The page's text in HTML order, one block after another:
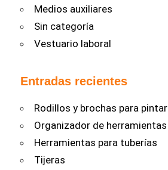
Medios auxiliares
Sin categoría
Vestuario laboral
Entradas recientes
Rodillos y brochas para pintar
Organizador de herramientas
Herramientas para tuberías
Tijeras